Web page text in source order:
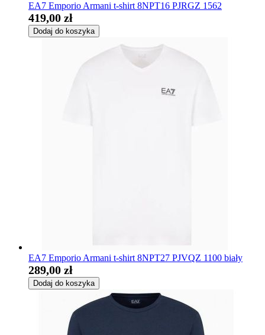
EA7 Emporio Armani t-shirt 8NPT16 PJRGZ 1562
419,00 zł
Dodaj do koszyka
EA7 Emporio Armani t-shirt 8NPT27 PJVQZ 1100 biały
289,00 zł
Dodaj do koszyka